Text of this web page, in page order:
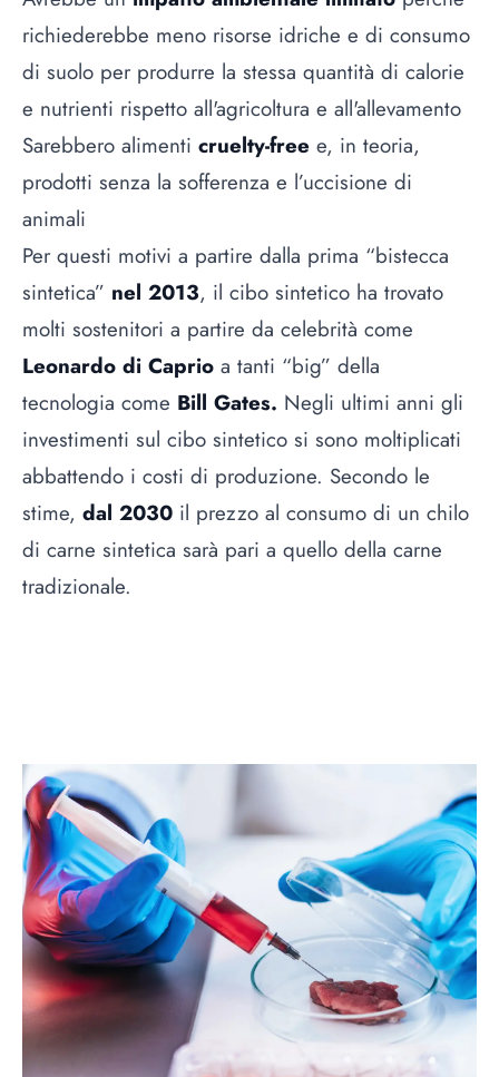
richiederebbe meno risorse idriche e di consumo
di suolo per produrre la stessa quantità di calorie
e nutrienti rispetto all'agricoltura e all'allevamento
Sarebbero alimenti cruelty-free e, in teoria,
prodotti senza la sofferenza e l’uccisione di
animali
Per questi motivi a partire dalla prima “bistecca
sintetica” nel 2013, il cibo sintetico ha trovato
molti sostenitori a partire da celebrità come
Leonardo di Caprio a tanti “big” della
tecnologia come Bill Gates. Negli ultimi anni gli
investimenti sul cibo sintetico si sono moltiplicati
abbattendo i costi di produzione. Secondo le
stime, dal 2030 il prezzo al consumo di un chilo
di carne sintetica sarà pari a quello della carne
tradizionale.